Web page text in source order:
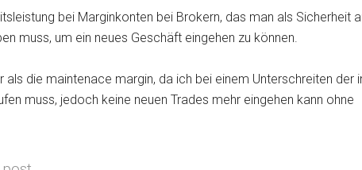
bei Marginkonten bei Brokern, das man als Sicherheit
muss, um ein neues Geschäft eingehen zu können.
als die maintenace margin, da ich bei einem Unterschreiten der
muss, jedoch keine neuen Trades mehr eingehen kann ohne